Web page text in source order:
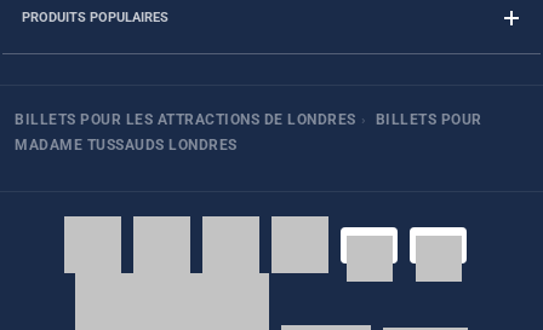
PRODUITS POPULAIRES
BILLETS POUR LES ATTRACTIONS DE LONDRES ›
BILLETS POUR
MADAME TUSSAUDS LONDRES